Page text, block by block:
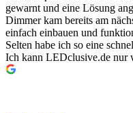
gewarnt und eine Lösung
Dimmer kam bereits am
einfach einbauen und
Selten habe ich so eine
Ich kann LEDclusive.de nur